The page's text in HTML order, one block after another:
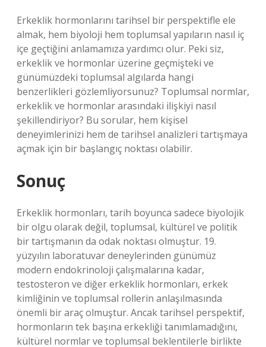
Erkeklik hormonlarını tarihsel bir perspektifle ele
almak, hem biyoloji hem toplumsal yapıların nasıl iç
içe geçtiğini anlamamıza yardımcı olur. Peki siz,
erkeklik ve hormonlar üzerine geçmişteki ve
günümüzdeki toplumsal algılarda hangi
benzerlikleri gözlemliyorsunuz? Toplumsal normlar,
erkeklik ve hormonlar arasındaki ilişkiyi nasıl
şekillendiriyor? Bu sorular, hem kişisel
deneyimlerinizi hem de tarihsel analizleri tartışmaya
açmak için bir başlangıç noktası olabilir.
Sonuç
Erkeklik hormonları, tarih boyunca sadece biyolojik
bir olgu olarak değil, toplumsal, kültürel ve politik
bir tartışmanın da odak noktası olmuştur. 19.
yüzyılın laboratuvar deneylerinden günümüz
modern endokrinoloji çalışmalarına kadar,
testosteron ve diğer erkeklik hormonları, erkek
kimliğinin ve toplumsal rollerin anlaşılmasında
önemli bir araç olmuştur. Ancak tarihsel perspektif,
hormonların tek başına erkekliği tanımlamadığını,
kültürel normlar ve toplumsal beklentilerle birlikte